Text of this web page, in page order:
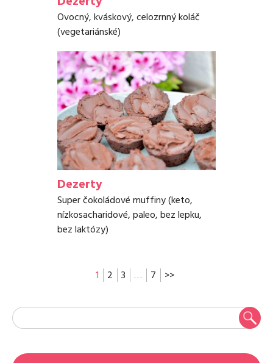
Ovocný, kváskový, celozrnný koláč
(vegetariánské)
Dezerty
Super čokoládové muffiny (keto,
nízkosacharidové, paleo, bez lepku,
bez laktózy)
1 2 3 … 7 >>